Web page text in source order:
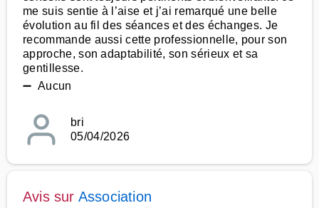
me suis sentie à l’aise et j’ai remarqué une belle
évolution au fil des séances et des échanges. Je
recommande aussi cette professionnelle, pour son
approche, son adaptabilité, son sérieux et sa
gentillesse.
➖ Aucun
bri
05/04/2026
Avis sur Association